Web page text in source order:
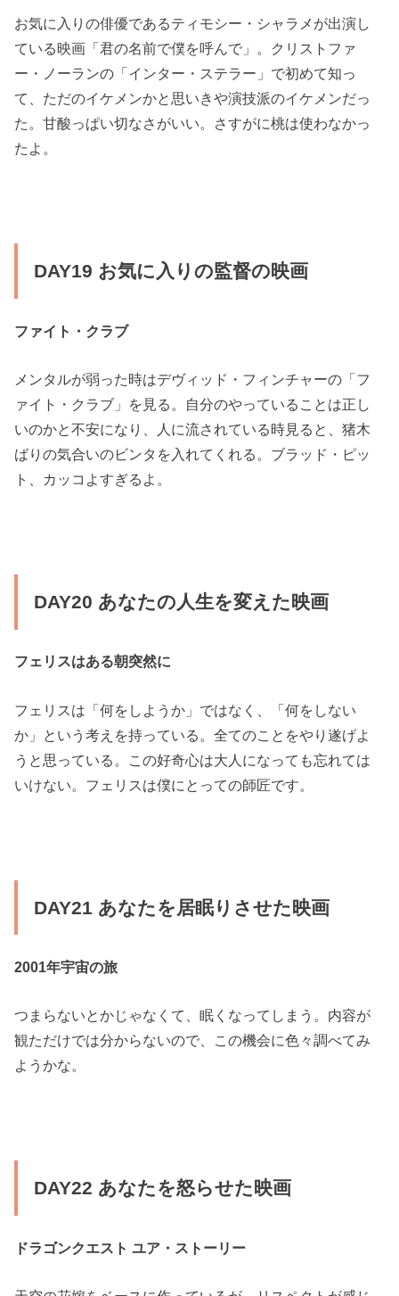
お気に入りの俳優であるティモシー・シャラメが出演し
ている映画「君の名前で僕を呼んで」。クリストファ
ー・ノーランの「インター・ステラー」で初めて知っ
て、ただのイケメンかと思いきや演技派のイケメンだっ
た。甘酸っぱい切なさがいい。さすがに桃は使わなかっ
たよ。
DAY19 お気に入りの監督の映画
ファイト・クラブ
メンタルが弱った時はデヴィッド・フィンチャーの「フ
ァイト・クラブ」を見る。自分のやっていることは正し
いのかと不安になり、人に流されている時見ると、猪木
ばりの気合いのビンタを入れてくれる。ブラッド・ピッ
ト、カッコよすぎるよ。
DAY20 あなたの人生を変えた映画
フェリスはある朝突然に
フェリスは「何をしようか」ではなく、「何をしない
か」という考えを持っている。全てのことをやり遂げよ
うと思っている。この好奇心は大人になっても忘れては
いけない。フェリスは僕にとっての師匠です。
DAY21 あなたを居眠りさせた映画
2001年宇宙の旅
つまらないとかじゃなくて、眠くなってしまう。内容が
観ただけでは分からないので、この機会に色々調べてみ
ようかな。
DAY22 あなたを怒らせた映画
ドラゴンクエスト ユア・ストーリー